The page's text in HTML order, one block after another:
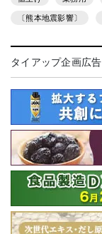
〔熊本地震影響〕
タイアップ企画広告